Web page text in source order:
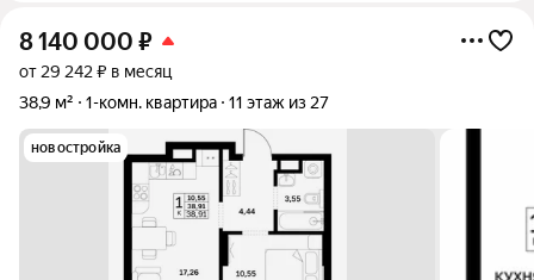
8 140 000 ₽
от 29 242 ₽ в месяц
38,9 м²
1-комн. квартира 11 этаж из 27
новостройка